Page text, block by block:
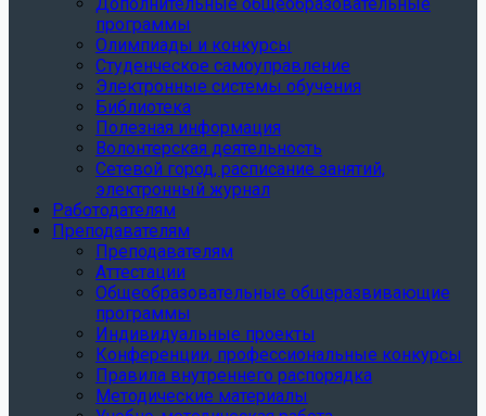
программы
Олимпиады и конкурсы
Студенческое самоуправление
Электронные системы обучения
Библиотека
Полезная информация
Волонтерская деятельность
Сетевой город, расписание занятий,
электронный журнал
Работодателям
Преподавателям
Преподавателям
Аттестации
Общеобразовательные общеразвивающие
программы
Индивидуальные проекты
Конференции, профессиональные конкурсы
Правила внутреннего распорядка
Методические материалы